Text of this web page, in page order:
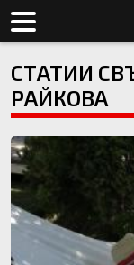
СТАТИИ
РАЙКОВА